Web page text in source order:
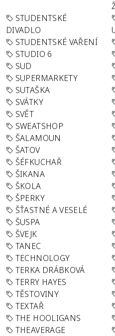
STUDENTSKÉ
DIVADLO
STUDENTSKÉ VAŘENÍ
STUDIO 6
SUD
SUPERMARKETY
SUTAŠKA
SVÁTKY
SVĚT
SWEATSHOP
ŠALAMOUN
ŠATOV
ŠÉFKUCHAŘ
ŠIKANA
ŠKOLA
ŠPERKY
ŠŤASTNÉ A VESELÉ
ŠUSPA
ŠVEJK
TANEC
TECHNOLOGY
TERKA DRÁBKOVÁ
TERRY HAYES
TĚSTOVINY
TEXTAŘ
THE HOOLIGANS
THEAVERAGE